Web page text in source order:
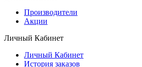
Производители
Акции
Личный Кабинет
Личный Кабинет
История заказов